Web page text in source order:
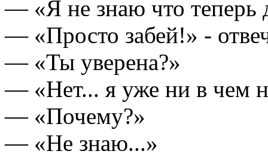
— «Я не знаю что
— «Просто забей!» -
— «Ты уверена?»
— «Нет... я уже ни в чем
— «Почему?»
— «Не знаю...»